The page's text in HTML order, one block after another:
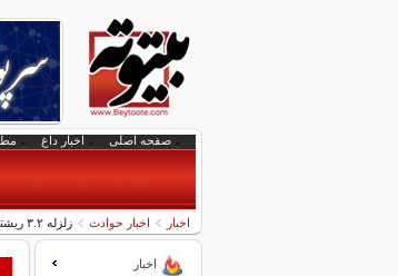
صفحه اصلی اخبار داغ
اخبار اخبار حوادث زلزله ۳.۲ ریشتری بامداد امروز تهران را لرزاند
اخبار